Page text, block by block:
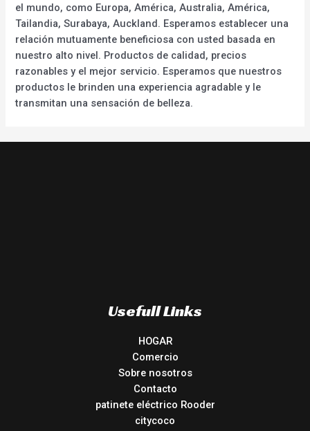
el mundo, como Europa, América, Australia, América,
Tailandia, Surabaya, Auckland. Esperamos establecer una
relación mutuamente beneficiosa con usted basada en
nuestro alto nivel. Productos de calidad, precios
razonables y el mejor servicio. Esperamos que nuestros
productos le brinden una experiencia agradable y le
transmitan una sensación de belleza.
Usefull Links
HOGAR
Comercio
Sobre nosotros
Contacto
patinete eléctrico Rooder
citycoco